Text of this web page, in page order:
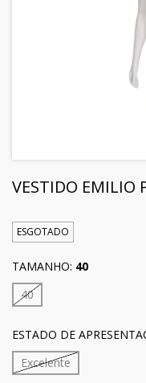
VESTIDO EMILIO
ESGOTADO
TAMANHO: 40
40
ESTADO DE
Excelente